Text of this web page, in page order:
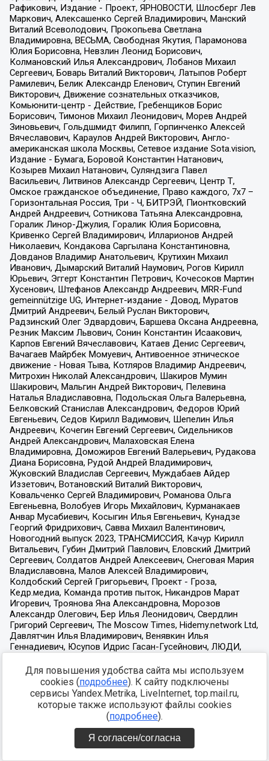
Для повышения удобства сайта мы используем
cookies (подробнее). К сайту подключены
сервисы Yandex.Metrika, LiveInternet, top.mail.ru,
которые также используют файлы cookies
(подробнее).
Я согласен/согласна